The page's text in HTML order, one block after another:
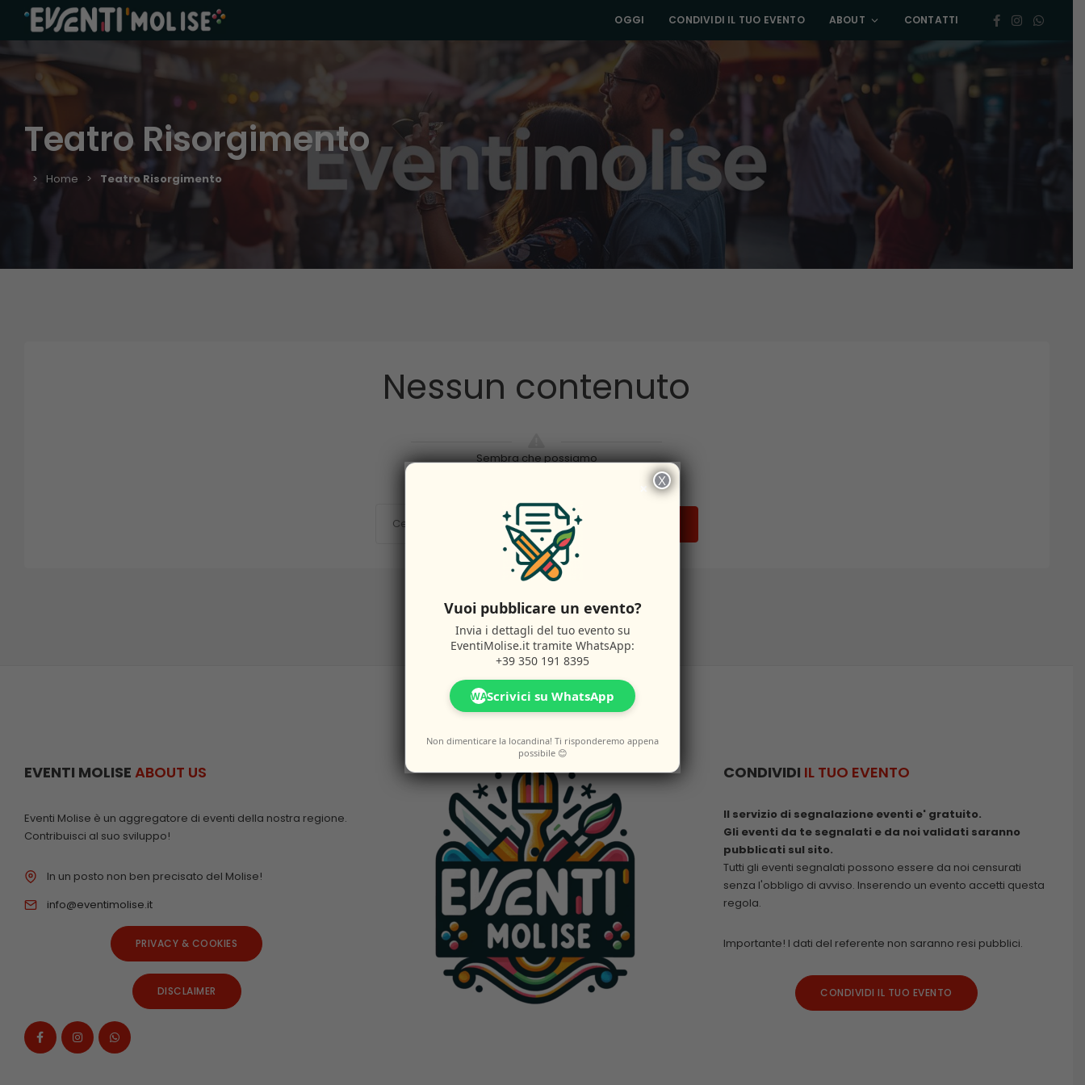
OGGI CONDIVIDI IL TUO EVENTO ABOUT CONTATTI
Teatro Risorgimento
Home Teatro Risorgimento
Nessun contenuto
Sembra che possiamo
EVENTI MOLISE ABOUT US
Eventi Molise è un aggregatore di eventi della nostra regione.
Contribuisci al suo sviluppo!
In un posto non ben precisato del Molise!
info@eventimolise.it
PRIVACY & COOKIES
DISCLAIMER
CONDIVIDI IL TUO EVENTO
Il servizio di segnalazione eventi e' gratuito.
Gli eventi da te segnalati e da noi validati saranno
pubblicati sul sito.
Tutti gli eventi segnalati possono essere da noi censurati
senza l'obbligo di avviso. Inserendo un evento accetti questa
regola.
Importante! I dati del referente non saranno resi pubblici.
CONDIVIDI IL TUO EVENTO
×
Vuoi pubblicare un evento?
Invia i dettagli del tuo evento su
EventiMolise.it tramite WhatsApp:
+39 350 191 8395
WAScrivici su WhatsApp
Non dimenticare la locandina! Ti risponderemo appena
possibile 😊
X